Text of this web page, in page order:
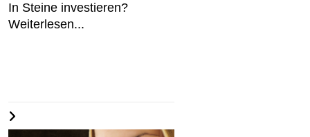
In Steine investieren?
Weiterlesen...